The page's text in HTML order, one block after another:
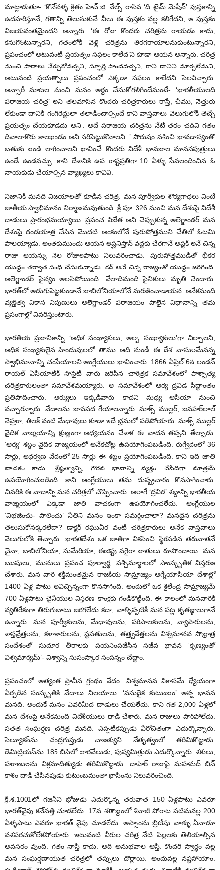
మాట్లాడుతూ- ‘కొనే్నళ్ళ క్రితం హెచ్.జి. వేల్స్ రాసిన ‘ది టైమ్ మెషీన్’ పుస్తకాన్ని
ఉదహరిస్తూనే, గతాన్ని తెలుసుకునే వీలు ఈ పుస్తకం వల్ల కలిగేదని, ఆ పుస్తకం
విజయవంతమైందని అన్నారు. ‘ఈ రోజు కొందరు చరిత్రను రాయడం కాదు,
కనుగొంటున్నారని, గతంలోకి వెళ్లి చరిత్రను తిరగరాయాలనుకుంటున్నారని,
ప్రపంచంలో అటువంటి ప్రయత్నం సఫలం కాలేద’ని కూడా ఆయన అన్నారు. చరిత్ర
నుంచి పాఠాలు నేర్చుకోవచ్చని, స్ఫూర్తి పొందవచ్చని, కాని దానిని మార్చలేమని,
అటువంటి ప్రయత్నాలు ప్రపంచంలో ఎక్కడా సఫలం కాలేదని సెలవిచ్చారు.
అన్సారీ మాటల నుంచి మనం అర్థం చేసుకోగలిగిందేమంటే- ‘భారతీయులది
పరాజయ చరిత్ర’ అని తలమాసిన కొందరు చరిత్రకారులు రాస్తే, చీము, నెత్తురు
లేకుండా దానికి గంగిరెద్దులా తలాడించాల్సిందే కాని వాస్తవాలు వెలుగులోకి తెచ్చే
ప్రయత్నం చేయకూడదు అని.. అదే పరాజయ చరిత్రను నేటి తరం చదివి గతం
దివాలాకోరు కాలఖండం అని సరిపెట్టుకోవాలని..’ పౌరుషం నశించి భావదాస్యంతో
బతుకు బండి లాగించాలని భావించే కొందరు విదేశీ భావజాల మానసపుత్రులు
ఉండే ఉండవచ్చు. కాని దేశానికి ఉప రాష్టప్రతిగా 10 ఏళ్ళు సేవలందించిన ఓ
నాయకుడు చేయాల్సిన వ్యాఖ్యలు కావివి.
నిజానికి మనది విజయాలతో కూడిన చరిత్ర. మన పూర్వీకుల శౌర్యగాథలు వింటే
జాతీయ స్వాభిమానం నిర్మాణమవుతుంది. క్రీ.పూ. 326 నుంచి మన దేశంపై విదేశీ
దాడులు ప్రారంభమయ్యాయి. ప్రపంచ విజేత అని చెప్పుకున్న అలెగ్జాండర్ మన
దేశంపై దండయాత్ర చేసిన మొదటి అంకంలోనే పురుషోత్తముని చేతిలో ఓటమి
పాలయ్యాడు. అంతకుముందు ఆయన అప్ఘనిస్తాన్ వద్దకు చేరగానే అష్టక్ అనే చిన్న
రాజు ఆయన్ను నెల రోజులపాటు నిలువరించాడు. పురుషోత్తముడితో భీకర
యుద్ధం తర్వాత సంధి చేసుకున్నాడు. కచ్ అనే చిన్న రాజ్యంతో యుద్ధం జరిగింది.
అలెగ్జాండర్ సైన్యం అలసిపోయింది. వేలాదిమంది సైనికులు మృతి చెందారు.
భారత్‌లో అడుగుపెట్టకుండానే బాబిలోనియాలోనే మరణించాడాయన. అనేకమంది
వ్యక్తిత్వ వికాస నిపుణులు అలెగ్జాండర్ పరాజయం పాలైన విధానాన్ని తమ
ప్రసంగాల్లో వివరిస్తుంటారు.
భారతీయ ప్రజానీకాన్ని ‘అధిక సంఖ్యాకులు, అల్ప సంఖ్యాకులు’గా చీల్చాలని,
అధిక సంఖ్యకులైన హిందువులలో తాము ఆది నుండీ ఈ దేశ వాసులమేనన్న
స్వాభిమానాన్ని చంపేయాలని ఆంగ్లేయులు భావించారు. 1866 ఏప్రిల్ 6న లండన్
రాయల్ ఏసియాటిక్ సొసైటీ వారు జరిపిన చారిత్రక సమావేశంలో పాశ్చాత్య
చరిత్రకారులంతా సమావేశమయ్యారు. ఆ సమావేశంలో ఆర్య ద్రవిడ సిద్ధాంతం
ప్రతిపాదించారు. ఆర్యులు ఇక్కడివారు కాదని మధ్య ఆసియా నుంచి
వచ్చారన్నారు. వేదాలను జానపద గేయాలన్నారు. మాక్స్ ముల్లర్, జవహర్‌లాల్
నెహ్రూ, తిలక్ వంటి మేధావులు కూడా ఇదే భ్రమలో పడిపోయారు. మాక్స్ ముల్లర్
వైదిక వాజ్మయాన్ని క్షుణ్ణంగా అధ్యయనం చేశాక ఈ వాదన తప్పని తేల్చాడు.
‘ఆర్య’ శబ్దం వైదిక వాజ్మయంలో అనేకచోట్ల ఉపయోగింపబడింది. రుగ్వేదంలో 36
సార్లు, అధర్వణ వేదంలో 25 సార్లు ఈ శబ్దం ప్రయోగింపబడింది. కాని ఇది జాతి
వాచకం కాదు. శ్రేష్ఠత్వాన్ని, గౌరవ భావాన్ని వ్యక్తం చేసేదిగా మాత్రమే
ఉపయోగించబడింది. కాని ఆంగ్లేయులు తమ దుష్ప్రచారం కొనసాగించారు.
చివరికి ఈ వాదాన్ని మన చరిత్రలో చొప్పించారు. అలాగే ‘ద్రవిడ’ శబ్దాన్ని భారతీయ
వాజ్మయంలో ఎక్కడా జాతి వాచకంగా ఉపయోగించలేదు. ఆంగ్లేయుల
‘విభజించు- పాలించు’ నీతిని మనం ఇంకా సమర్థించాలా? మనదైన చరిత్రను
తెలుసుకోనక్కరలేదా? డాక్టర్ రఘువీర వంటి చరిత్రకారులు అనేక వాస్తవాలు
వెలుగులోకి తెచ్చారు. భారతదేశం ఒక జాతిగా వికసించి స్థిరపడిన తరువాతనే
చైనా, బాబిలోనియా, సుమేరియా, ఈజిప్టు వగైరా జాతులు రూపొందాయి. మన
ఋషులు, మునులు ప్రపంచ పూర్వార్థ, పశ్చిమార్థాలలో సాంస్కృతిక విస్తరణ
చేశారు. మన వారి శక్తిమంతమైన రాజకీయ సామ్రాజ్యం ఆగ్నేయాసియా దేశాల్లో
1400 ఏళ్ల పాటు అవిచ్ఛిన్నంగా కొనసాగింది. అందులో ఒక శైలేంద్ర సామ్రాజ్యమే
700 ఏళ్లపాటు చైనీయుల విస్తరణ కాంక్షకు గండికొట్టింది. ఈ కాలంలో మనవారికి
వ్యతిరేకంగా తిరుగుబాటు జరగలేదు కదా, వాళ్ళిప్పటికీ మన పట్ల కృతజ్ఞులుగానే
ఉన్నారు. మన పూర్వీకులను, మేధావులను, పరిపాలకులను, వ్యాపారులను,
శాస్తవ్రేత్తలను, కళాకారులను, స్థపతులను, తత్త్వవేత్తలను విశ్వమానవ సౌభ్రాత్ర
సందేశంతో సుదూర తీరాలకు పయనింపజేసిన సజీవ భావన ‘కృణ్యంతో
విశ్వమార్యమ్’- విశ్వాన్ని సుసంస్కార సంపన్నం చేద్దాం.
ప్రపంచంలో అత్యంత ప్రాచీన గ్రంథం వేదం. విశ్వమానవ వికాసమే ధ్యేయంగా
ఏర్పడిన సంస్కృతికి వేదాలు నిలయాలు. ‘వసుధైక కుటుంబం’ అన్న భావన
మనది. అందుకే మనం ఎవరిమీద దాడులు చేయలేదు. కాని గత 2,000 ఏళ్లలో
మన దేశంపై అనేకమంది విదేశీయులు దాడి చేశారు. మన రాజులు పారిపోలేదు.
సతత సంఘర్షణ చరిత్ర మనది. ఎప్పటికప్పుడు వీరోచితంగా ఎదుర్కొన్నారు.
సెల్యూకస్‌ను చంద్రగుప్తుడు చాణక్యుని నేతృత్వంలో తరిమికొట్టాడు.
డెమిట్రియస్‌ను 185 బిసిలో ఖారవేలుడు, పుష్యమిత్రుడు ఎదుర్కొన్నారు. శకులు,
హూణులను విక్రమాదిత్యుడు తరిమికొట్టాడు. దాహిర్ రాజుపై మహమద్ బిన్
కాశిం దాడి చేసినపుడు కుటుంబమంతా ఖాసింను నిలువరించింది.
క్రీ.శ.1001లో గజనీని భోజుడు ఎదుర్కొన్న తరువాత 150 ఏళ్లపాటు ఎవరూ
భారత్‌వైపు కనె్నత్తి చూడలేదు. 17వ శతాబ్దంలో శివాజీ పోరాట పటిమవల్ల 200
ఏళ్ళపాటు ఎవరూ భారత్ వైపు చూడలేదు. అస్సాంను బ్రిటీషు వాళ్ళు ఏనాడూ
వశపరచుకోలేకపోయారు. ఇటువంటి వీరుల చరిత్ర నేటి పిల్లలకు తెలియాల్సిన
అవసరం వుంది. గతం నాస్తి కాదు. అది అనుభవాల ఆస్తి. కొందరి స్వార్థం వల్ల
మన సంఘర్షణాయుత చరిత్రలో తప్పులు దొర్లాయి. అందువల్ల నష్టపోయాం.